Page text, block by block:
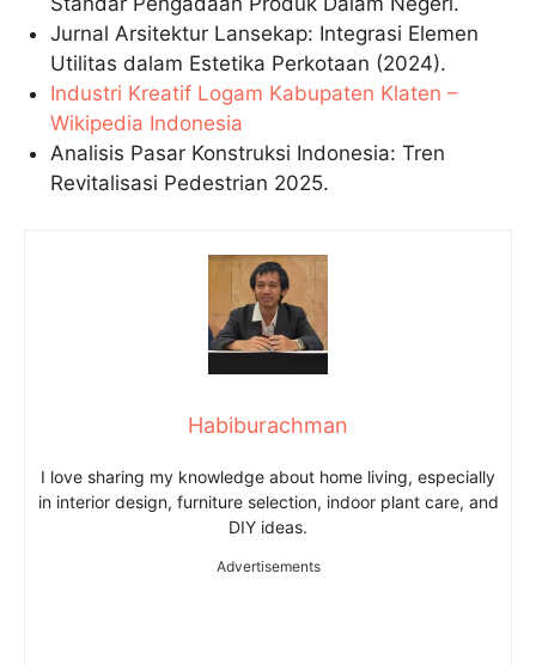
Jurnal Arsitektur Lansekap: Integrasi Elemen
Utilitas dalam Estetika Perkotaan (2024).
Industri Kreatif Logam Kabupaten Klaten –
Wikipedia Indonesia
Analisis Pasar Konstruksi Indonesia: Tren
Revitalisasi Pedestrian 2025.
Habiburachman
I love sharing my knowledge about home living, especially
in interior design, furniture selection, indoor plant care, and
DIY ideas.
Advertisements